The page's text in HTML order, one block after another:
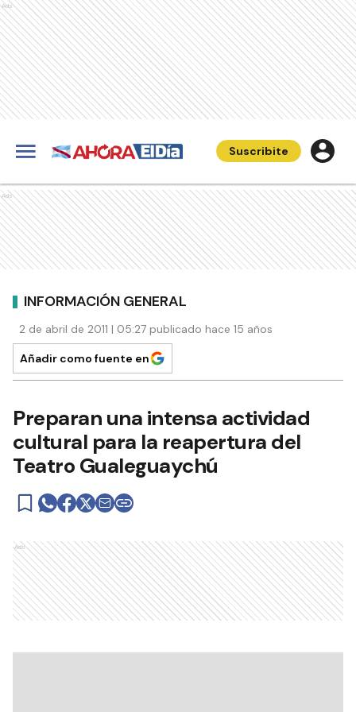
Ads
Suscribite
Ads
INFORMACIÓN GENERAL
2 de abril de 2011 | 05:27 publicado hace 15 años
Añadir como fuente en
Preparan una intensa actividad
cultural para la reapertura del
Teatro Gualeguaychú
Ads